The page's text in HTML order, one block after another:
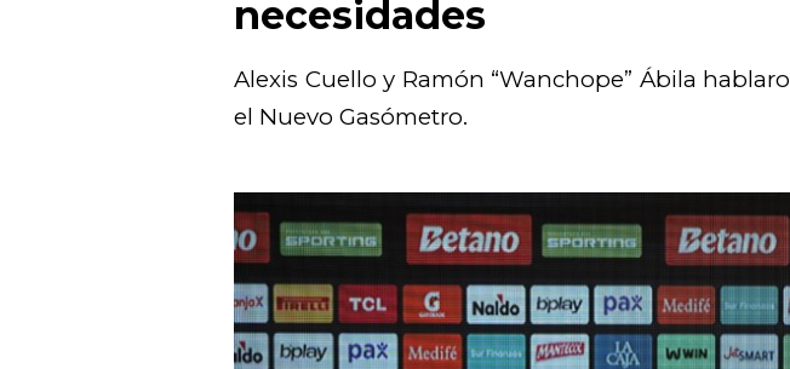
necesidades
Alexis Cuello y Ramón “Wanchope” Ábila
el Nuevo Gasómetro.